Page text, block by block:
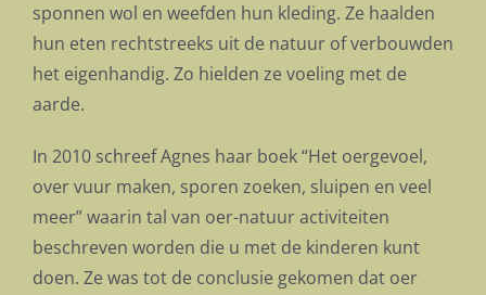
sponnen wol en weefden hun kleding. Ze haalden
hun eten rechtstreeks uit de natuur of verbouwden
het eigenhandig. Zo hielden ze voeling met de
aarde.
In 2010 schreef Agnes haar boek “Het oergevoel,
over vuur maken, sporen zoeken, sluipen en veel
meer” waarin tal van oer-natuur activiteiten
beschreven worden die u met de kinderen kunt
doen. Ze was tot de conclusie gekomen dat oer